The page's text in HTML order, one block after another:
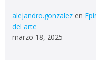
alejandro.gonzalez en
del arte
marzo 18, 2025